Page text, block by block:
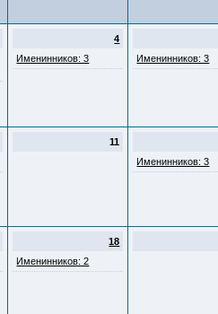
4
Именинников: 3
Именинников: 3
11
Именинников: 3
18
Именинников: 2